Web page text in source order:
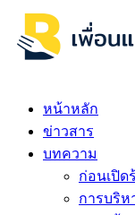
หน้าหลัก
ข่าวสาร
บทความ
ก่อนเปิด
การบริ